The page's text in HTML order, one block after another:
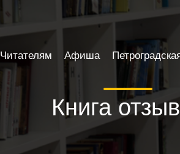
Книга
Читателям Афиша